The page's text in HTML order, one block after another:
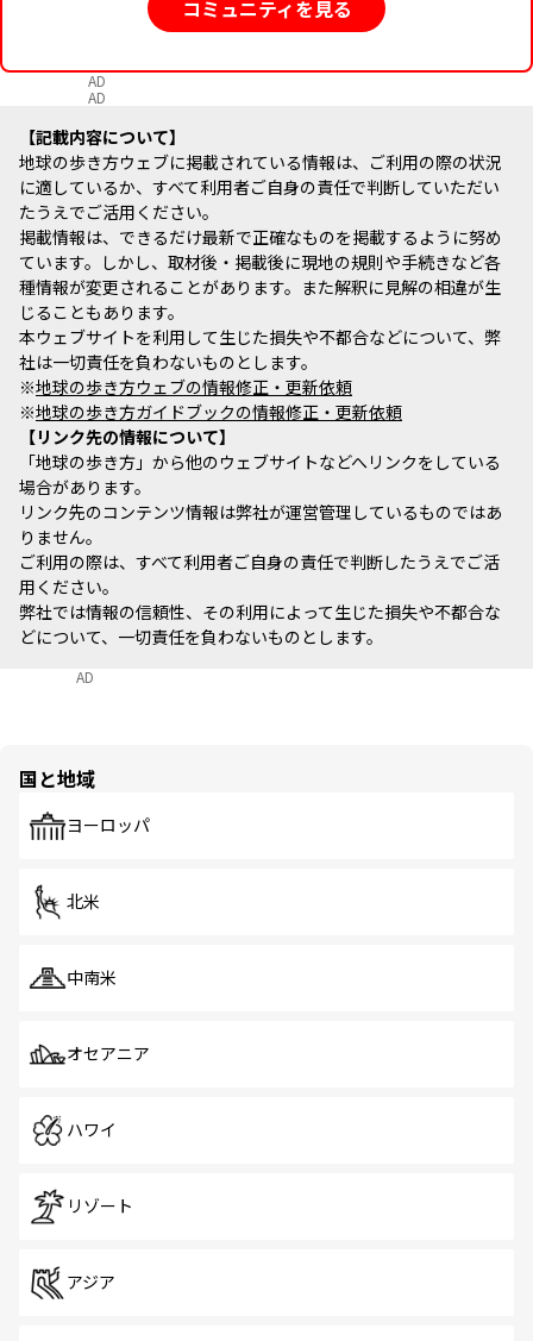
コミュニティを見る
AD
AD
記載内容について
地球の歩き方ウェブに掲載されている情報は、ご利用の際の状況
に適しているか、すべて利用者ご自身の責任で判断していただい
たうえでご活用ください。
掲載情報は、できるだけ最新で正確なものを掲載するように努め
ています。しかし、取材後・掲載後に現地の規則や手続きなど各
種情報が変更されることがあります。また解釈に見解の相違が生
じることもあります。
本ウェブサイトを利用して生じた損失や不都合などについて、弊
社は一切責任を負わないものとします。
※地球の歩き方ウェブの情報修正・更新依頼
※地球の歩き方ガイドブックの情報修正・更新依頼
リンク先の情報について
「地球の歩き方」から他のウェブサイトなどへリンクをしている
場合があります。
リンク先のコンテンツ情報は弊社が運営管理しているものではあ
りません。
ご利用の際は、すべて利用者ご自身の責任で判断したうえでご活
用ください。
弊社では情報の信頼性、その利用によって生じた損失や不都合な
どについて、一切責任を負わないものとします。
AD
国と地域
ヨーロッパ
北米
中南米
オセアニア
ハワイ
リゾート
アジア